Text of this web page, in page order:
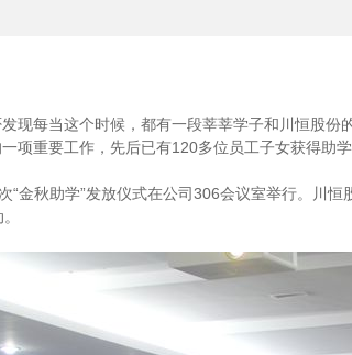
现每当这个时候，都有一段莘莘学子和川恒股
项重要工作，先后已有120多位员工子女获得助
“金秋助学”发放仪式在公司306会议室举行。川